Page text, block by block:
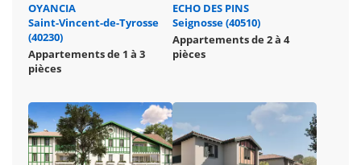
OYANCIA
Saint-Vincent-de-Tyrosse
(40230)
Appartements de 1 à 3
pièces
ECHO DES PINS
Seignosse (40510)
Appartements de 2 à 4
pièces